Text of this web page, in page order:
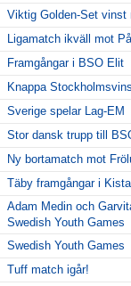
Viktig Golden-Set vinst
Ligamatch ikväll mot
Framgångar i BSO Elit
Knappa
Sverige spelar Lag-EM
Stor dansk trupp till
Ny bortamatch mot
Täby framgångar i
Adam Medin och
Swedish Youth Games
Swedish Youth Games
Tuff match igår!